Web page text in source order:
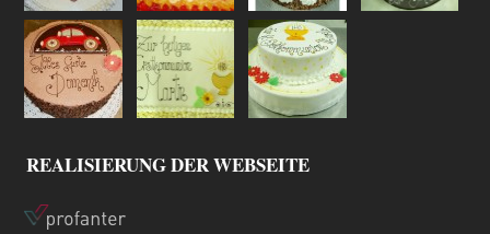
REALISIERUNG DER WEBSEITE